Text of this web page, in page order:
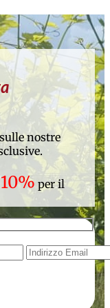
nostre
per il